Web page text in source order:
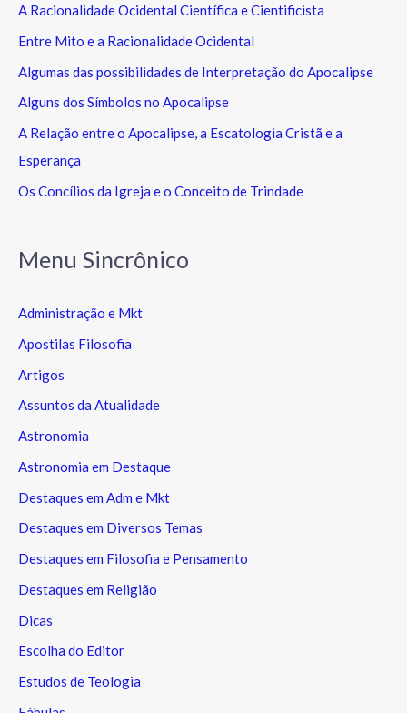
A Racionalidade Ocidental Científica e Cientificista
Entre Mito e a Racionalidade Ocidental
Algumas das possibilidades de Interpretação do Apocalipse
Alguns dos Símbolos no Apocalipse
A Relação entre o Apocalipse, a Escatologia Cristã e a
Esperança
Os Concílios da Igreja e o Conceito de Trindade
Menu Sincrônico
Administração e Mkt
Apostilas Filosofia
Artigos
Assuntos da Atualidade
Astronomia
Astronomia em Destaque
Destaques em Adm e Mkt
Destaques em Diversos Temas
Destaques em Filosofia e Pensamento
Destaques em Religião
Dicas
Escolha do Editor
Estudos de Teologia